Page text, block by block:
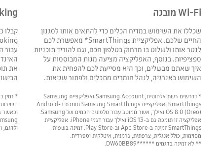
Wi-Fi מובנה
שכללו את השימוש במדיח הכלים כדי להתאים אותו לסגנון
החיים שלכם. אפליקציית SmartThings* מאפשרת לכם
לנטר אותו ולשלוט בו מרחוק בטלפון חכם, וגם להוריד תוכניות
ספציפיות. בנוסף, האפליקציה מציעה מנות המבוססות על
איך שאתם מבשלים, וכך היא מסייעת לכם להפחית את
השימוש באנרגיה, לנהל חומרים מתכלים ולפתור שגיאות.
* נדרשים רשת אלחוטית, Samsung Account ואפליקציית Samsung
SmartThings. אפליקציית Samsung SmartThings תומכת ב-Android
OS 8.0 (Oreo) ואילך, אשר ממוטב עבור טלפונים חכמים של Samsung.
אפליקציה זו תומכת גם ב-iOS 13 ואילך עבור דגמי iPhone. אפליקציית
SmartThings זמינה ב-App Store וב-Play Store. זמינה בשפות
מסוימות, כולל אנגלית, צרפתית, גרמנית, איטלקית וספרדית.
** לא זמינה בדגמים DW60BB89******‎.
קבלו
עבור
את
וכאשר
ולדגם,